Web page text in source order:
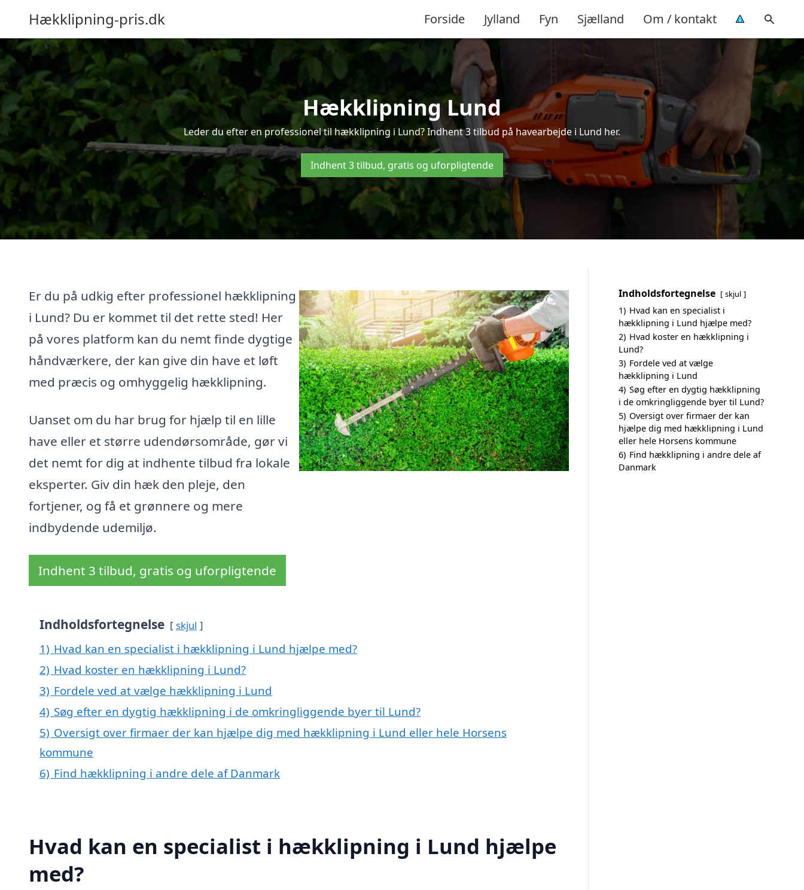
Hækklipning-pris.dk Forside Jylland Fyn Sjælland Om / kontakt
Hækklipning Lund
Leder du efter en professionel til hækklipning i Lund? Indhent 3 tilbud på havearbejde i Lund her.
Indhent 3 tilbud, gratis og uforpligtende
Er du på udkig efter professionel hækklipning
i Lund? Du er kommet til det rette sted! Her
på vores platform kan du nemt finde dygtige
håndværkere, der kan give din have et løft
med præcis og omhyggelig hækklipning.
Uanset om du har brug for hjælp til en lille
have eller et større udendørsområde, gør vi
det nemt for dig at indhente tilbud fra lokale
eksperter. Giv din hæk den pleje, den
fortjener, og få et grønnere og mere
indbydende udemiljø.
Indhent 3 tilbud, gratis og uforpligtende
Indholdsfortegnelse skjul
1) Hvad kan en specialist i hækklipning i Lund hjælpe med?
2) Hvad koster en hækklipning i Lund?
3) Fordele ved at vælge hækklipning i Lund
4) Søg efter en dygtig hækklipning i de omkringliggende byer til Lund?
5) Oversigt over firmaer der kan hjælpe dig med hækklipning i Lund eller hele Horsens
kommune
6) Find hækklipning i andre dele af Danmark
Hvad kan en specialist i hækklipning i Lund hjælpe
med?
Indholdsfortegnelse skjul
1) Hvad kan en specialist i
hækklipning i Lund hjælpe med?
2) Hvad koster en hækklipning i
Lund?
3) Fordele ved at vælge
hækklipning i Lund
4) Søg efter en dygtig hækklipning
i de omkringliggende byer til Lund?
5) Oversigt over firmaer der kan
hjælpe dig med hækklipning i Lund
eller hele Horsens kommune
6) Find hækklipning i andre dele af
Danmark